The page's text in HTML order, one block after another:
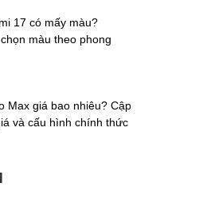
17 có mấy màu?
màu theo phong
Max giá bao nhiêu? Cập
và cấu hình chính thức